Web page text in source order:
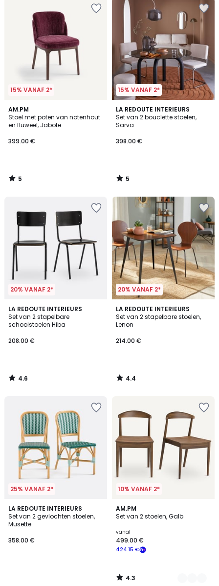
15% VANAF 2*
AM.PM
Stoel met poten van notenhout
en fluweel, Jabote
399.00 €
5
/
5
5
/
15% VANAF 2*
LA REDOUTE INTERIEURS
Set van 2 bouclette stoelen,
Sarva
398.00 €
5
/
5
5
/
20% VANAF 2*
LA REDOUTE INTERIEURS
Set van 2 stapelbare
schoolstoelen Hiba
208.00 €
4.6
/ 5
4.6
/
20% VANAF 2*
LA REDOUTE INTERIEURS
Set van 2 stapelbare stoelen,
Lenon
214.00 €
4.4
/ 5
4.4
/
25% VANAF 2*
LA REDOUTE INTERIEURS
Set van 2 gevlochten stoelen,
Musette
358.00 €
10% VANAF 2*
AM.PM
Set van 2 stoelen, Galb
vanaf
424.15 €
499.00 €
4.3
/ 5
2
Kleuren
4.3
/